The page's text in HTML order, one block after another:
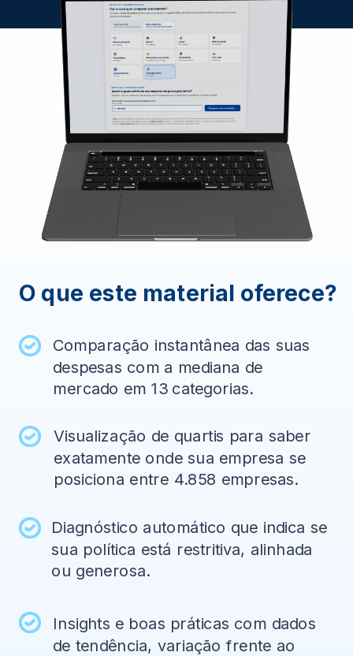
O que este material oferece?
Comparação instantânea das suas
despesas com a mediana de
mercado em 13 categorias.
Visualização de quartis para saber
exatamente onde sua empresa se
posiciona entre 4.858 empresas.
Diagnóstico automático que indica se
sua política está restritiva, alinhada
ou generosa.
Insights e boas práticas com dados
de tendência, variação frente ao